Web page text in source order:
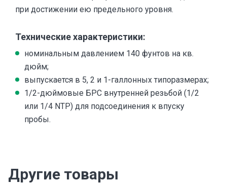
при достижении ею предельного уровня.
Технические характеристики:
номинальным давлением 140 фунтов на кв.
дюйм;
выпускается в 5, 2 и 1-галлонных типоразмерах;
1/2-дюймовые БРС внутренней резьбой (1/2
или 1/4 NTP) для подсоединения к впуску
пробы.
Другие товары